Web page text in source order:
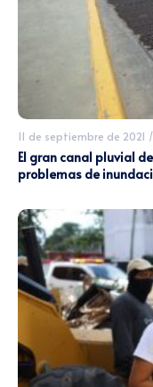
11 de septiembre de 2021 /
El gran canal pluvial
problemas de